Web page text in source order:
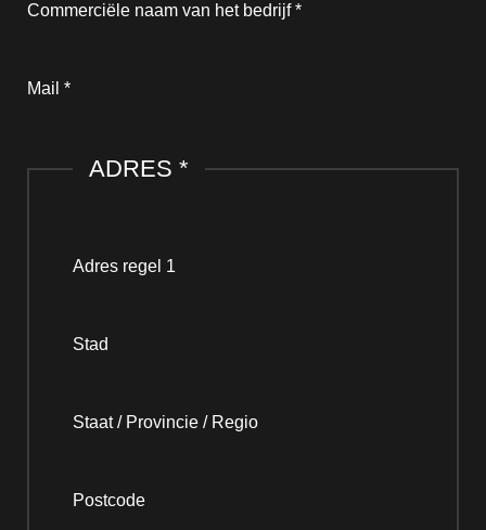
Commerciële naam van het bedrijf*
Mail *
ADRES *
Adres regel 1
Stad
Staat / Provincie / Regio
Postcode